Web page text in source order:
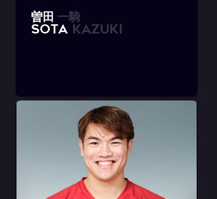
曽田 一騎
SOTA Kazuki